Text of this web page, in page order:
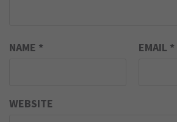
NAME * EMAIL *
WEBSITE